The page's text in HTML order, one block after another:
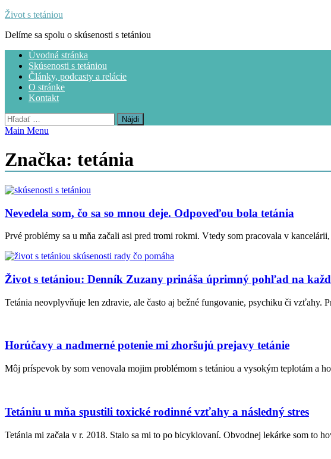
Skip
content
Život s tetániou
Delíme sa spolu o skúsenosti s tetániou
Úvodná stránka
Skúsenosti s tetániou
Články, podcasty a relácie
O stránke
Kontakt
Hľadať:
Main Menu
Značka: tetánia
Nevedela som, čo sa so mnou deje. Odpoveďou bola tetánia
Prvé problémy sa u mňa začali asi pred tromi rokmi. Vtedy som pracovala v
Život s tetániou: Denník Zuzany prináša úprimný pohľad na
Tetánia neovplyvňuje len zdravie, ale často aj bežné fungovanie, psychiku či
Horúčavy a nadmerné potenie mi zhoršujú prejavy tetánie
Môj príspevok by som venovala mojim problémom s tetániou a vysokým teplotám a
Tetániu u mňa spustili toxické rodinné vzťahy a následný stres
Tetánia mi začala v r. 2018. Stalo sa mi to po bicyklovaní. Obvodnej lekárke som to